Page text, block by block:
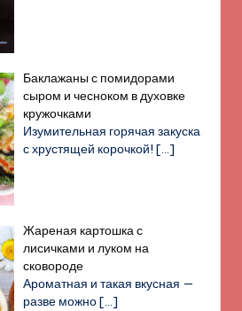
Баклажаны с помидорами
сыром и чесноком в духовке
кружочками
Изумительная горячая закуска
с хрустящей корочкой![…]
Жареная картошка с
лисичками и луком на
сковороде
Ароматная и такая вкусная —
разве можно[…]